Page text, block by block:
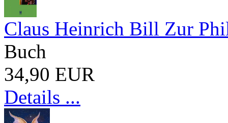
Claus Heinrich Bill Zur
Buch
34,90 EUR
Details ...